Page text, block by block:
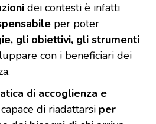
dei contesti è infatti
per poter
gli obiettivi, gli strumenti
con i beneficiari dei
di accoglienza e
di riadattarsi per